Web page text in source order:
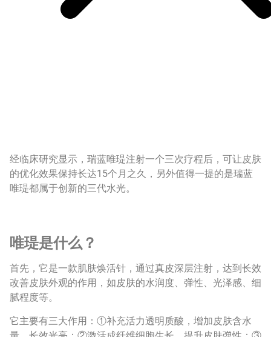
经临床研究显示，瑞蓝唯瑅注射一个三次疗程后，可让皮肤
的优化效果保持长达15个月之久，另外值得一提的是瑞蓝
唯瑅都属于创新的三代水光。
​唯瑅是什么？
首先，它是一款肌肤焕活针，通过真皮深层注射，达到长效
改善皮肤外观的作用，如皮肤的水润度、弹性、光泽感、细
腻程度等。
它主要有三大作用：①补充活力透明质酸，增加皮肤含水